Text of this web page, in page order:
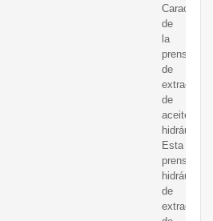
de
la
prensa
de
extracción
de
aceite
hidráulico.
Esta
prensa
hidráulica
de
extracción